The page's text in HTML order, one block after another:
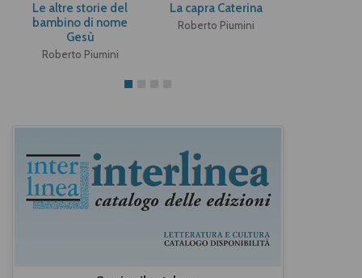
Le altre storie del
bambino di nome
Gesù
Roberto Piumini
La capra Caterina
Roberto Piumini